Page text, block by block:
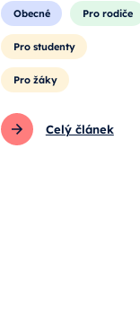
Obecné Pro rodiče
Pro studenty
Pro žáky
Celý článek